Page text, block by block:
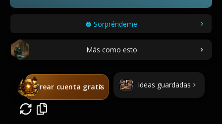
Sorpréndeme
Más como esto
Crear cuenta gratis Ideas guardadas